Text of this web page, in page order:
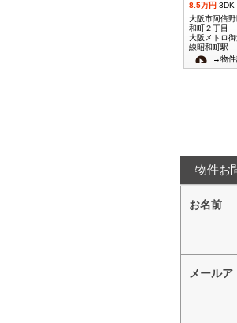
8.5万円 3DK
大阪市阿倍
和町２丁目
大阪メトロ
線昭和町駅
→物件
物件お
お名前
メールア